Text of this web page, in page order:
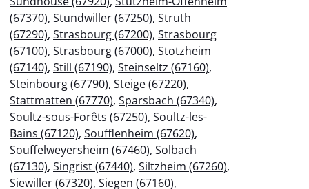
(67370), Stundwiller (67250), Struth
(67290), Strasbourg (67200), Strasbourg
(67100), Strasbourg (67000), Stotzheim
(67140), Still (67190), Steinseltz (67160),
Steinbourg (67790), Steige (67220),
Stattmatten (67770), Sparsbach (67340),
Soultz-sous-Forêts (67250), Soultz-les-
Bains (67120), Soufflenheim (67620),
Souffelweyersheim (67460), Solbach
(67130), Singrist (67440), Siltzheim (67260),
Siewiller (67320), Siegen (67160),